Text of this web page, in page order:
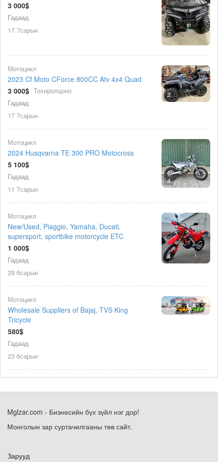
3 000$
Гадаад
17 7сарын
2
Мотоцикл
2023 Cf Moto CForce 800CC Atv 4x4 Quad
3 000$ Тохиролцоно
Гадаад
17 7сарын
4
Мотоцикл
2024 Husqvarna TE 300 PRO Motocross
5 100$
Гадаад
11 7сарын
4
Мотоцикл
New/Used, Piaggio, Yamaha, Ducati,
supersport, sportbike motorcycle ETC
1 000$
Гадаад
29 6сарын
Мотоцикл
Wholesale Suppliers of Bajaj, TVS King
Tricycle
580$
Гадаад
23 6сарын
Mglzar.com - Бизнесийн бүх зүйл нэг дор!
Монголын зар суртачилгааны төв сайт.
Зарууд